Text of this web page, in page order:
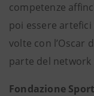
competenze
poi essere
volte con l’Oscar
parte del network
Fondazione